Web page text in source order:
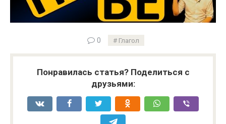
0 Глагол
Понравилась статья? Поделиться с
друзьями: